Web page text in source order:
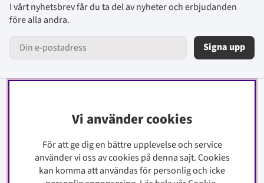
I vårt nyhetsbrev får du ta del av nyheter och erbjudanden
före alla andra.
Signa upp
Integritetspolicy
Vi använder cookies
För att ge dig en bättre upplevelse och service
använder vi oss av cookies på denna sajt.Cookies
kan komma att användas för personlig och icke